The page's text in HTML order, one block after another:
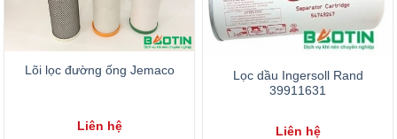
Lõi lọc đường ống Jemaco
Liên hệ
Lọc dầu Ingersoll Rand
39911631
Liên hệ